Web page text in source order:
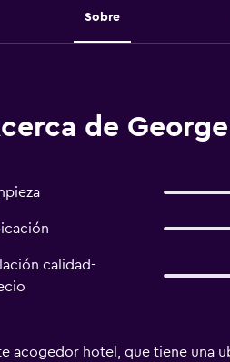
Sobre
de
calidad-
acogedor hotel, que tiene una